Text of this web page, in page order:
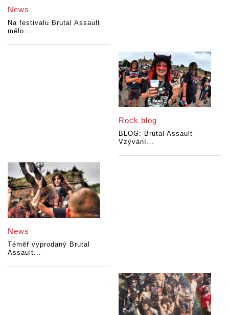
News
Na festivalu Brutal Assault
mělo...
Rock blog
BLOG: Brutal Assault -
Vzývání...
News
Téměř vyprodaný Brutal
Assault...